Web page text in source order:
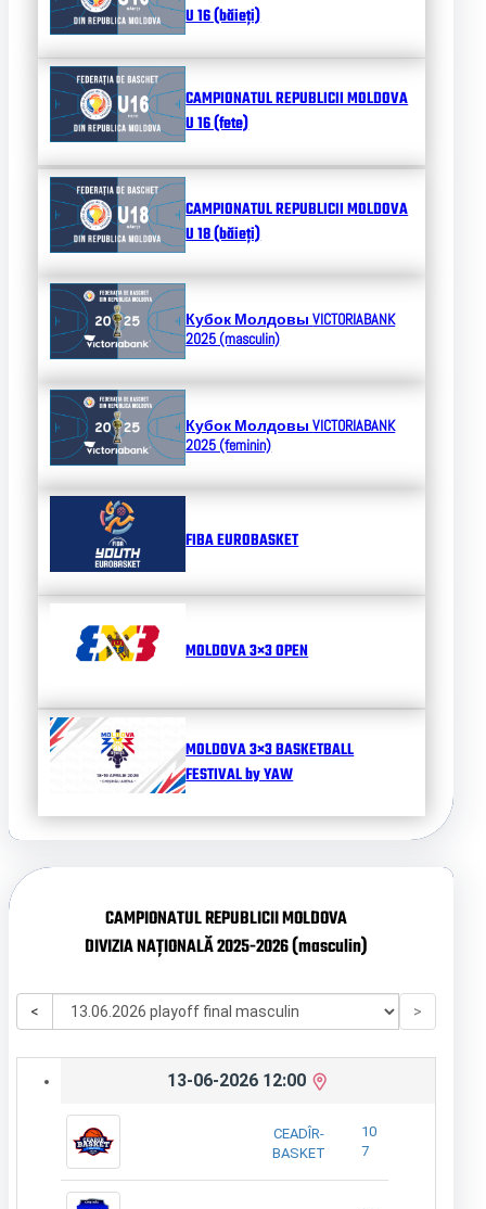
U 16 (băieți)
CAMPIONATUL REPUBLICII MOLDOVA
U 16 (fete)
CAMPIONATUL REPUBLICII MOLDOVA
U 18 (băieți)
Кубок МолдовыVICTORIABANK
2025 (masculin)
Кубок МолдовыVICTORIABANK
2025 (feminin)
FIBA EUROBASKET
MOLDOVA 3×3 OPEN
MOLDOVA 3×3 BASKETBALL
FESTIVAL by YAW
CAMPIONATUL REPUBLICII MOLDOVA
DIVIZIA NAȚIONALĂ 2025-2026 (masculin)
< >
13-06-2026 12:00
CEADÎR-
BASKET
10
7